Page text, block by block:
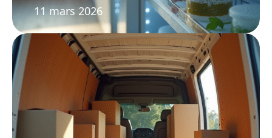
11 mars 2026